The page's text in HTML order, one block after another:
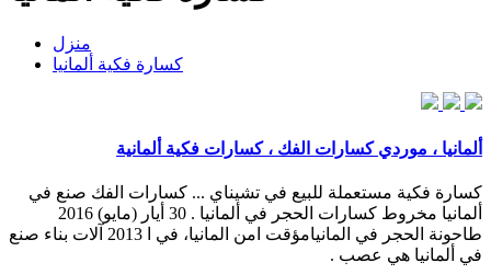
منزل
كسارة فكية ألمانيا
ألمانيا ، موردي كسارات الفك ، كسارات فكية ألمانية
كسارة فكية مستعملة للبيع في تشيناي ... كسارات الفك صنع في
ألمانيا مخروط كسارات الحجر في ألمانيا . 30 أيار (مايو) 2016
طاحونة الحجر في المانيامؤقت امن المانيا، في ا 2013 آلات بناء صنع
في ألمانيا هي عصب .